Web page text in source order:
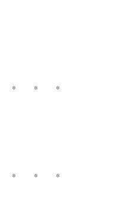
* * *
* * *